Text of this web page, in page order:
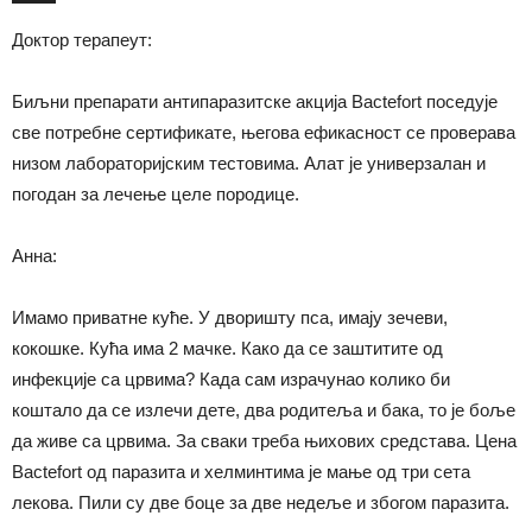
Доктор терапеут:
Биљни препарати антипаразитске акција Bactefort поседује
све потребне сертификате, његова ефикасност се проверава
низом лабораторијским тестовима. Алат је универзалан и
погодан за лечење целе породице.
Анна:
Имамо приватне куће. У дворишту пса, имају зечеви,
кокошке. Кућа има 2 мачке. Како да се заштитите од
инфекције са црвима? Када сам израчунао колико би
коштало да се излечи дете, два родитеља и бака, то је боље
да живе са црвима. За сваки треба њихових средстава. Цена
Bactefort од паразита и хелминтима је мање од три сета
лекова. Пили су две боце за две недеље и збогом паразита.